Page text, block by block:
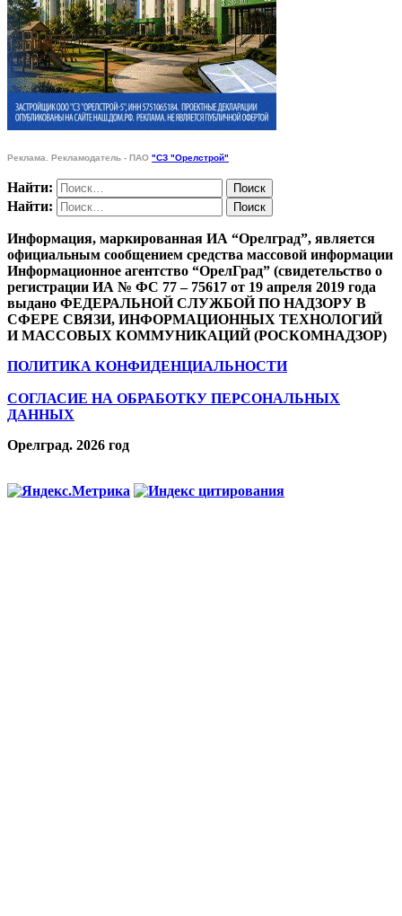
Реклама. Рекламодатель - ПАО "СЗ "Орелстрой"
Найти:
Найти:
Информация, маркированная ИА “Орелград”, является
официальным сообщением средства массовой информации
Информационное агентство “ОрелГрад” (свидетельство о
регистрации ИА № ФС 77 – 75617 от 19 апреля 2019 года
выдано ФЕДЕРАЛЬНОЙ СЛУЖБОЙ ПО НАДЗОРУ В
СФЕРЕ СВЯЗИ, ИНФОРМАЦИОННЫХ ТЕХНОЛОГИЙ
И МАССОВЫХ КОММУНИКАЦИЙ (РОСКОМНАДЗОР)
ПОЛИТИКА КОНФИДЕНЦИАЛЬНОСТИ
СОГЛАСИЕ НА ОБРАБОТКУ ПЕРСОНАЛЬНЫХ
ДАННЫХ
Орелград. 2026 год